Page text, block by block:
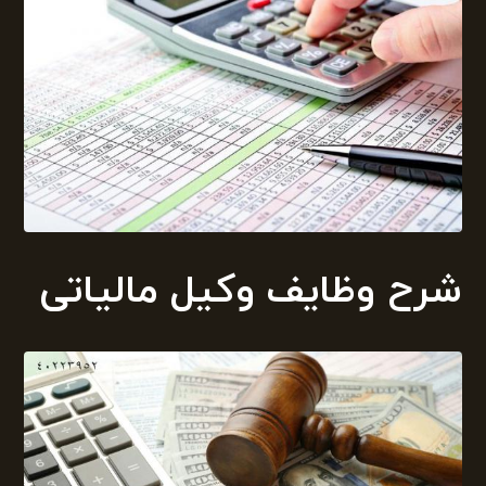
شرح وظایف وکیل مالیاتی